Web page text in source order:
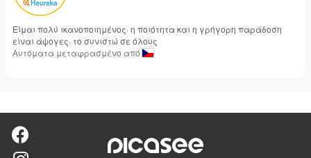
Είμαι πολύ ικανοποιημένος· η ποιότητα και η γρήγορη παράδοση
είναι άψογες· το συνιστώ σε όλους
Αυτόματα μεταφρασμένο από